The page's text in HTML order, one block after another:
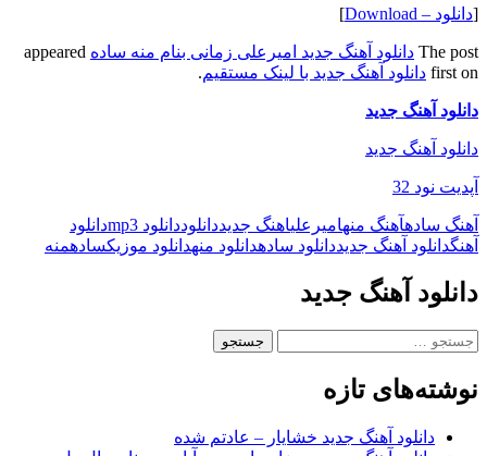
[دانلود – Download ]
The post دانلود آهنگ جدید امیرعلی زمانی بنام منه ساده appeared
first on دانلود آهنگ جدید با لینک مستقیم.
دانلود آهنگ جدید
دانلود آهنگ جدید
آپدیت نود 32
آهنگ سادهآهنگ منهامیرعلیاهنگ جدیددانلوددانلود mp3
دانلود
آهنگدانلود آهنگ جدیددانلود سادهدانلود منهدانلود موزیکسادهمنه
دانلود آهنگ جدید
جستجو
نوشته‌های تازه
دانلود آهنگ جدید خشایار – عادتم شده